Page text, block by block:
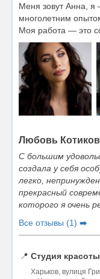
Меня зовут Анна, я
многолетним
Моя работа — это
Любовь
С большим
создала у себя
легко,
прекрасный
которого я очень
Все отзывы (1) ➡️
📍 Студия
Харьков, вулиця